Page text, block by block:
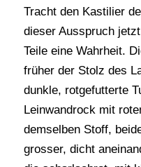
Tracht den Kastilier
dieser Ausspruch
Teile eine Wahrheit.
früher der Stolz des
dunkle, rotgefutterte
Leinwandrock mit
demselben Stoff,
grosser, dicht